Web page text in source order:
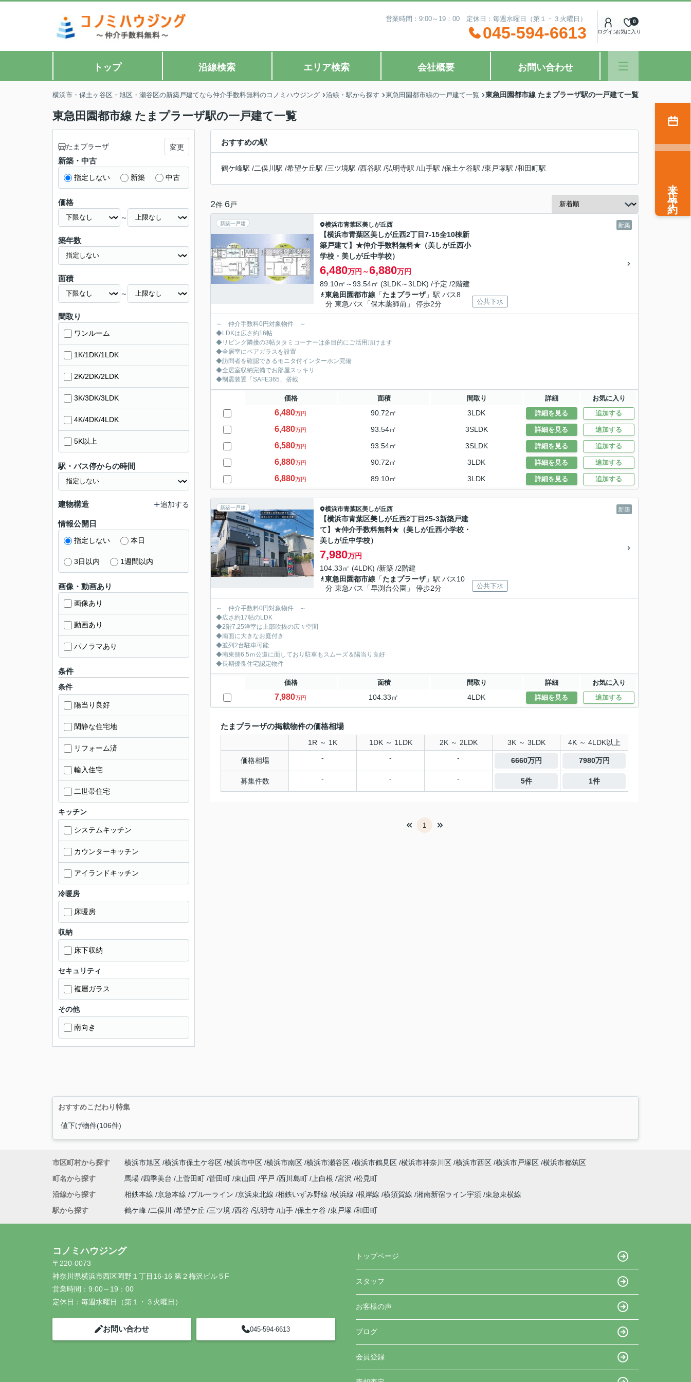
営業時間：9:00～19：00 定休日：毎週水曜日（第１・３火曜日）
045-594-6613 ログインお気に入り
0
トップ 沿線検索 エリア検索 会社概要 お問い合わせ
横浜市・保土ヶ谷区・旭区・瀬谷区の新築戸建てなら仲介手数料無料のコノミハウジング 沿線・駅から探す 東急田園都市線の一戸建て一覧 東急田園都市線 たまプラーザ駅の一戸建て一覧
東急田園都市線 たまプラーザ駅の一戸建て一覧
おすすめの駅
鶴ケ峰駅 /二俣川駅 /希望ケ丘駅 /三ツ境駅 /西谷駅 /弘明寺駅 /山手駅 /保土ケ谷駅 /東戸塚駅 /和田町駅
2件 6戸
新築一戸建 新築
横浜市青葉区美しが丘西
【横浜市青葉区美しが丘西2丁目7-15全10棟新
築戸建て】★仲介手数料無料★（美しが丘西小
学校・美しが丘中学校）
6,480万円～6,880万円
89.10㎡～93.54㎡ (3LDK～3LDK) /予定 /2階建
東急田園都市線 「たまプラーザ」駅 バス8
分 東急バス「保木薬師前」 停歩2分
公共下水
～ 仲介手数料0円対象物件 ～
◆LDKは広さ約16帖
◆リビング隣接の3帖タタミコーナーは多目的にご活用頂けます
◆全居室にペアガラスを設置
◆訪問者を確認できるモニタ付インターホン完備
◆全居室収納完備でお部屋スッキリ
◆制震装置「SAFE365」搭載
価格 面積 間取り 詳細 お気に入り
6,480万円 90.72㎡ 3LDK 詳細を見る 追加する
6,480万円 93.54㎡ 3SLDK 詳細を見る 追加する
6,580万円 93.54㎡ 3SLDK 詳細を見る 追加する
6,880万円 90.72㎡ 3LDK 詳細を見る 追加する
6,880万円 89.10㎡ 3LDK 詳細を見る 追加する
新築一戸建 新築
横浜市青葉区美しが丘西
【横浜市青葉区美しが丘西2丁目25-3新築戸建
て】★仲介手数料無料★（美しが丘西小学校・
美しが丘中学校）
7,980万円
104.33㎡ (4LDK) /新築 /2階建
東急田園都市線 「たまプラーザ」駅 バス10
分 東急バス「早渕台公園」 停歩2分
公共下水
～ 仲介手数料0円対象物件 ～
◆広さ約17帖のLDK
◆2階7.25洋室は上部吹抜の広々空間
◆南面に大きなお庭付き
◆並列2台駐車可能
◆南東側6.5ｍ公道に面しており駐車もスムーズ＆陽当り良好
◆長期優良住宅認定物件
価格 面積 間取り 詳細 お気に入り
7,980万円 104.33㎡ 4LDK 詳細を見る 追加する
たまプラーザの掲載物件の価格相場
1R ～ 1K 1DK ～ 1LDK 2K ～ 2LDK 3K ～ 3LDK 4K ～ 4LDK以上
価格相場 - - - 6660万円 7980万円
募集件数 - - - 5件 1件
1
たまプラーザ 変更
新築・中古
指定しない 新築 中古
価格
～
築年数
面積
～
間取り
ワンルーム
1K/1DK/1LDK
2K/2DK/2LDK
3K/3DK/3LDK
4K/4DK/4LDK
5K以上
駅・バス停からの時間
建物構造 追加する
情報公開日
指定しない 本日
3日以内 1週間以内
画像・動画あり
画像あり
動画あり
パノラマあり
条件
条件
陽当り良好
閑静な住宅地
リフォーム済
輸入住宅
二世帯住宅
キッチン
システムキッチン
カウンターキッチン
アイランドキッチン
冷暖房
床暖房
収納
床下収納
セキュリティ
複層ガラス
その他
南向き
おすすめこだわり特集
値下げ物件(106件)
来店予約
市区町村から探す 横浜市旭区 横浜市保土ケ谷区 横浜市中区 横浜市南区 横浜市瀬谷区 横浜市鶴見区 横浜市神奈川区 横浜市西区 横浜市戸塚区 横浜市都筑区
町名から探す
馬場 四季美台 上菅田町 菅田町 東山田 平戸 西川島町 上白根 宮沢
松見町
沿線から探す
相鉄本線 京急本線 ブルーライン 京浜東北線 相鉄いずみ野線 横浜線 根岸線 横須賀線 湘南新宿ライン宇須 東急東横線
駅から探す
鶴ケ峰 二俣川 希望ケ丘 三ツ境 西谷 弘明寺 山手 保土ケ谷 東戸塚 和田町
コノミハウジング
〒220-0073
神奈川県横浜市西区岡野１丁目16-16 第２梅沢ビル５F
営業時間： 9:00～19：00
定休日： 毎週水曜日（第１・３火曜日）
お問い合わせ 045-594-6613
トップページ
スタッフ
お客様の声
ブログ
会員登録